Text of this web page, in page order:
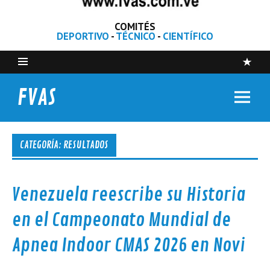
COMITÉS
DEPORTIVO -TÉCNICO - CIENTÍFICO
FVAS
CATEGORÍA: RESULTADOS
Venezuela reescribe su Historia
en el Campeonato Mundial de
Apnea Indoor CMAS 2026 en Novi